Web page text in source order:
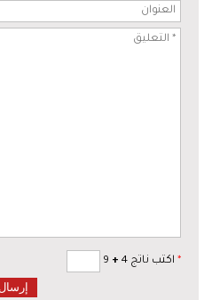
* اكتب ناتج 4 +